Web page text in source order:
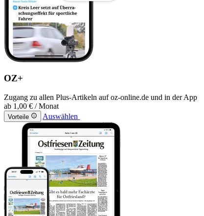
OZ+
Zugang zu allen Plus-Artikeln auf oz-online.de und in der App
ab 1,00 € / Monat
Vorteile Auswählen